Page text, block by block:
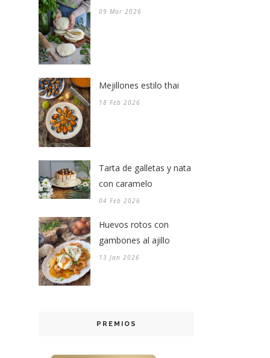
09 Mar 2026
Mejillones estilo thai
18 Feb 2026
Tarta de galletas y nata
con caramelo
04 Feb 2026
Huevos rotos con
gambones al ajillo
13 Jan 2026
PREMIOS